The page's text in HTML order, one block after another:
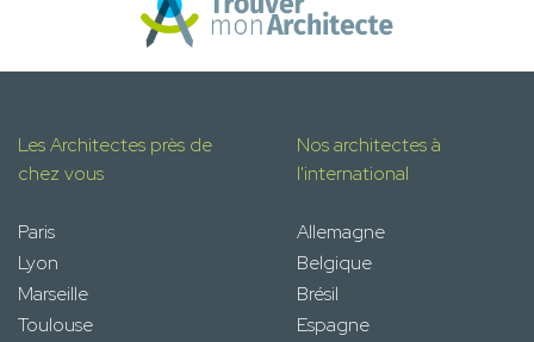
Les Architectes près de
chez vous
Paris
Lyon
Marseille
Toulouse
Nos architectes à
l'international
Allemagne
Belgique
Brésil
Espagne